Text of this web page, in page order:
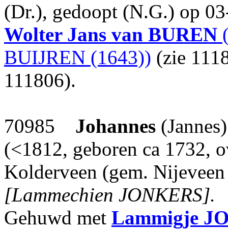
(Dr.), gedoopt (N.G.) op
Wolter Jans van BUREN
BUIJREN (1643)) (zie
111806).
70985 Johannes
(<1812, geboren ca 1732,
Kolderveen (gem.
[Lammechien JONKERS].
Gehuwd met Lammigje